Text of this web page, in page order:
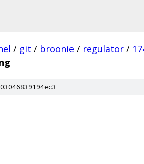
/ git / broonie / regulator /